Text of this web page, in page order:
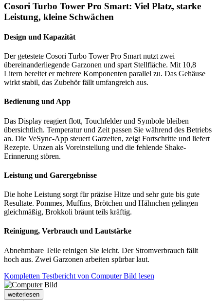
Cosori Turbo Tower Pro Smart: Viel Platz, starke
Leistung, kleine Schwächen
Design und Kapazität
Der getestete Cosori Turbo Tower Pro Smart nutzt zwei
übereinanderliegende Garzonen und spart Stellfläche. Mit 10,8
Litern bereitet er mehrere Komponenten parallel zu. Das Gehäuse
wirkt stabil, das Zubehör fällt umfangreich aus.
Bedienung und App
Das Display reagiert flott, Touchfelder und Symbole bleiben
übersichtlich. Temperatur und Zeit passen Sie während des Betriebs
an. Die VeSync-App steuert Garzeiten, zeigt Fortschritte und liefert
Rezepte. Unzen als Voreinstellung und die fehlende Shake-
Erinnerung stören.
Leistung und Garergebnisse
Die hohe Leistung sorgt für präzise Hitze und sehr gute bis gute
Resultate. Pommes, Muffins, Brötchen und Hähnchen gelingen
gleichmäßig, Brokkoli bräunt teils kräftig.
Reinigung, Verbrauch und Lautstärke
Abnehmbare Teile reinigen Sie leicht. Der Stromverbrauch fällt
hoch aus. Zwei Garzonen arbeiten spürbar laut.
Kompletten Testbericht von Computer Bild lesen
weiterlesen